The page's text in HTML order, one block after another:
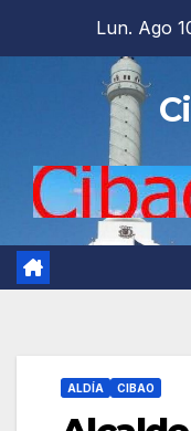
Lun. Ago
ALDÍA CIBAO